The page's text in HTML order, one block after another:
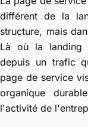
différent de la
structure, mais
Là où la landing
depuis un trafic
page de service
organique
l'activité de